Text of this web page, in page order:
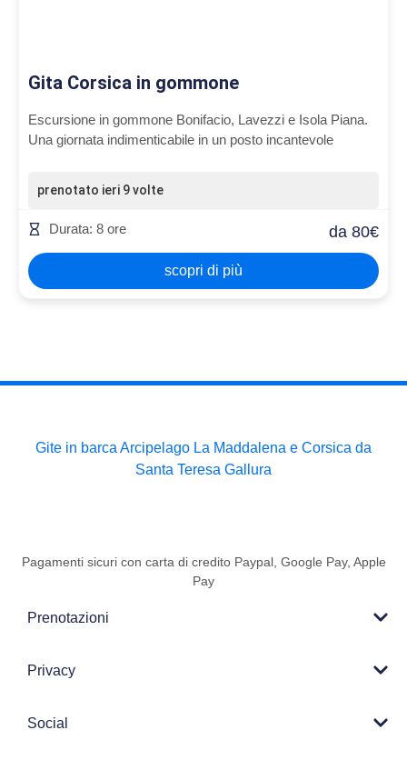
Gita Corsica in gommone
Escursione in gommone Bonifacio, Lavezzi e Isola Piana.
Una giornata indimenticabile in un posto incantevole
prenotato ieri 9 volte
Durata: 8 ore da 80€
scopri di più
Gite in barca Arcipelago La Maddalena e Corsica da
Santa Teresa Gallura
Pagamenti sicuri con carta di credito Paypal, Google Pay, Apple
Pay
Prenotazioni
Privacy
Social